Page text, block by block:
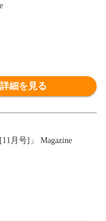
詳細を見る
月号]」 Magazine